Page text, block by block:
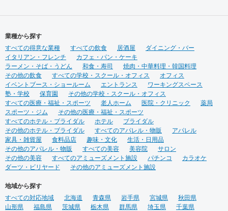
業種から探す
すべての得意な業種
すべての飲食 居酒屋
ダイニング・バー
イタリアン・フレンチ
カフェ・パン・ケーキ
ラーメン・そば・うどん
和食・寿司
焼肉・中華料理・韓国料理
その他の飲食
すべての学校・スクール・オフィス
オフィス
イベントブース・ショールーム
エントランス
ワーキングスペース
塾・学校
保育園
その他の学校・スクール・オフィス
すべての医療・福祉・スポーツ
老人ホーム 医院・クリニック
薬局
スポーツ・ジム
その他の医療・福祉・スポーツ
すべてのホテル・ブライダル
ホテル
ブライダル
その他のホテル・ブライダル
すべてのアパレル・物販
アパレル
家具・雑貨屋
食料品店 趣味・文化
生活・日用品
その他のアパレル・物販
すべての美容 美容院
サロン
その他の美容
すべてのアミューズメント施設 パチンコ
カラオケ
ダーツ・ビリヤード
その他のアミューズメント施設
地域から探す
すべての対応地域
北海道 青森県 岩手県 宮城県
秋田県
山形県
福島県 茨城県 栃木県 群馬県 埼玉県
千葉県